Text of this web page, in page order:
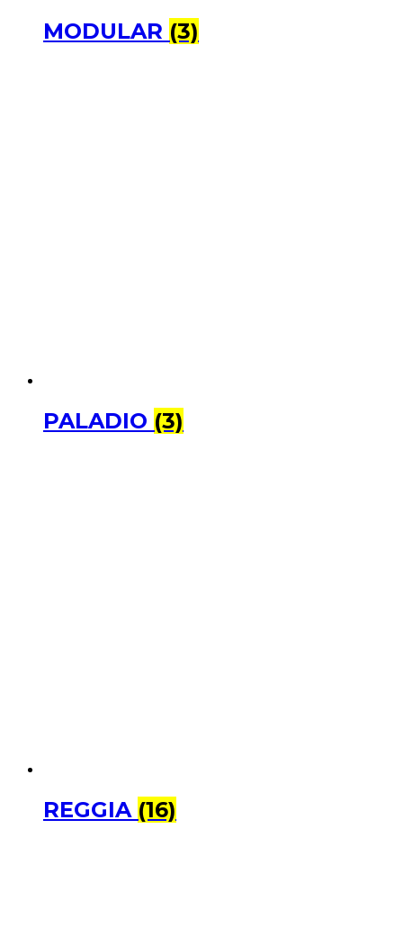
MODULAR (3)
PALADIO (3)
REGGIA (16)